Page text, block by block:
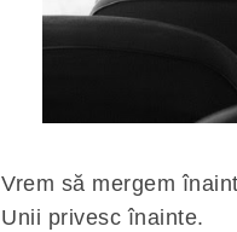
Vrem să mergem
Unii privesc înainte.